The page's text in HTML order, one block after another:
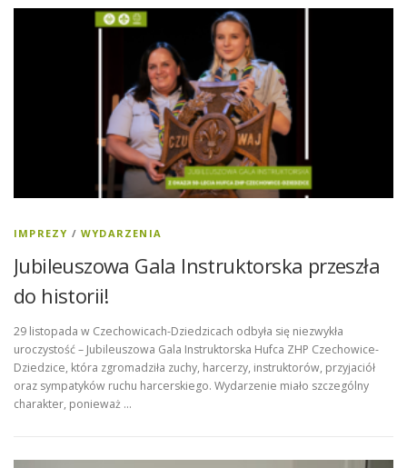
IMPREZY /WYDARZENIA
Jubileuszowa Gala Instruktorska przeszła
do historii!
29 listopada w Czechowicach-Dziedzicach odbyła się niezwykła
uroczystość – Jubileuszowa Gala Instruktorska Hufca ZHP Czechowice-
Dziedzice, która zgromadziła zuchy, harcerzy, instruktorów, przyjaciół
oraz sympatyków ruchu harcerskiego. Wydarzenie miało szczególny
charakter, ponieważ …